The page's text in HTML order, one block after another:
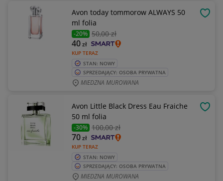
Avon today tommorow ALWAYS 50
ml folia
-20% 50,00 zł
KUP TERAZ
40zł
STAN: NOWY
SPRZEDAJĄCY: OSOBA PRYWATNA
MIEDZNA MUROWANA
Avon Little Black Dress Eau Fraiche
50 ml folia
-30% 100,00 zł
KUP TERAZ
70zł
STAN: NOWY
SPRZEDAJĄCY: OSOBA PRYWATNA
MIEDZNA MUROWANA